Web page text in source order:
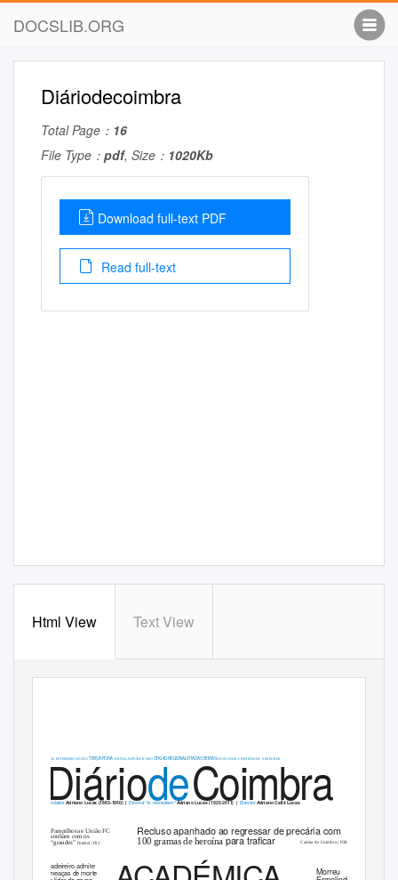
DOCSLIB.ORG
Diáriodecoimbra
Total Page： 16
File Type： pdf, Size： 1020Kb
Download full-text PDF
Read full-text
Html View Text View
29 DE SETEMBRO DE 2015 TERÇA-FEIRA JORNAL REPUBLICANOÓRGÃO REGIONALISTA DAS BEIRASHÁ 85 ANOS A INFORMAR 0,80 EUROS
DiáriodeCoimbra
FundadorAdriano Lucas (1883-1950) |Director “in memoriam”Adriano Lucas (1925-2011) | DirectorAdriano Callé Lucas
Pampilhosa e União FC Recluso apanhado ao regressar de precária com
sonham com os 100 gramas de heroína para traﬁcar Cadeia de Coimbra | P28
“grandes” Futebol | P21
Madeireiro admite
ameaças de morte Morreu